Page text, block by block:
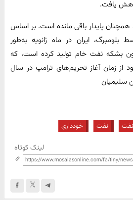
یافت.
همچنان پایدار باقی مانده است. بر اساس
بلومبرگ، ایران در ماه ژانویه به‌طور
روزانه ۳.۳۲ میلیون بشکه نفت خام تولید کرده است، که
از زمان آغاز تحریم‌های ترامپ در سال
نفت خودداری
لینک کوتاه